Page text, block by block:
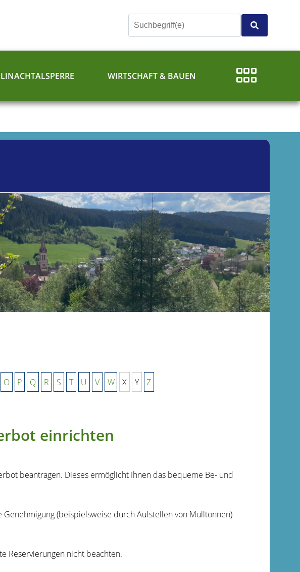
WIRTSCHAFT & BAUEN
O P Q R S T U V W X Y Z
einrichten
beantragen. Dieses ermöglicht Ihnen das bequeme Be- und
Genehmigung(beispielsweise durch Aufstellen von Mülltonnen)
Reservierungen nicht beachten.